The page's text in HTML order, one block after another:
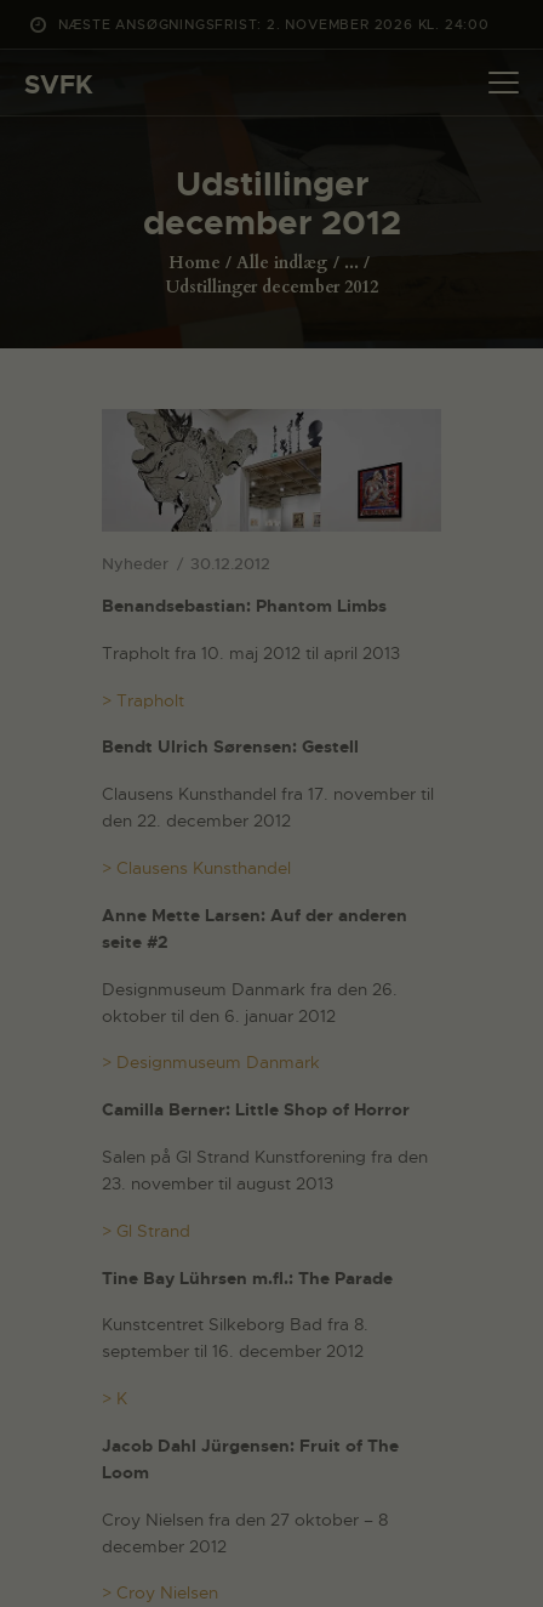
NÆSTE ANSØGNINGSFRIST: 2. NOVEMBER 2026 KL. 24:00
SVFK
Udstillinger
december 2012
Home Alle indlæg
...
Udstillinger december 2012
DET SKER
PROJEKTER
ANSØG
Nyheder 30.12.2012
Benandsebastian: Phantom Limbs
Trapholt fra 10. maj 2012 til april 2013
> Trapholt
Bendt Ulrich Sørensen: Gestell
Clausens Kunsthandel fra 17. november til
den 22. december 2012
> Clausens Kunsthandel
Anne Mette Larsen: Auf der anderen
seite #2
Designmuseum Danmark fra den 26.
oktober til den 6. januar 2012
> Designmuseum Danmark
Camilla Berner: Little Shop of Horror
Salen på Gl Strand Kunstforening fra den
23. november til august 2013
> Gl Strand
Tine Bay Lührsen m.fl.: The Parade
Kunstcentret Silkeborg Bad fra 8.
september til 16. december 2012
> K
Jacob Dahl Jürgensen: Fruit of The
Loom
Croy Nielsen fra den 27 oktober – 8
december 2012
> Croy Nielsen